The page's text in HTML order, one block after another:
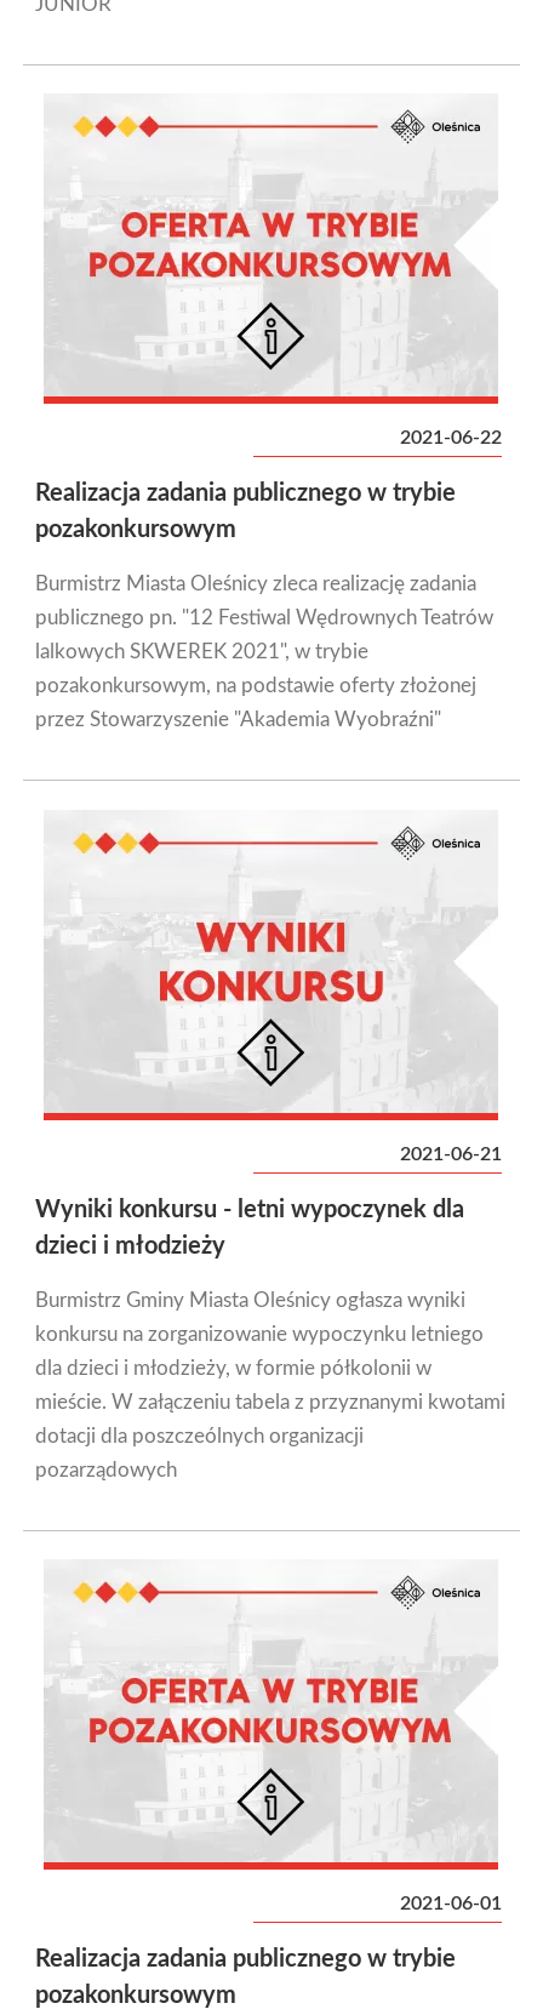
2021-06-22
Realizacja zadania publicznego w trybie
pozakonkursowym
Burmistrz Miasta Oleśnicy zleca realizację zadania
publicznego pn. "12 Festiwal Wędrownych Teatrów
lalkowych SKWEREK 2021", w trybie
pozakonkursowym, na podstawie oferty złożonej
przez Stowarzyszenie "Akademia Wyobraźni"
2021-06-21
Wyniki konkursu - letni wypoczynek dla
dzieci i młodzieży
Burmistrz Gminy Miasta Oleśnicy ogłasza wyniki
konkursu na zorganizowanie wypoczynku letniego
dla dzieci i młodzieży, w formie półkolonii w
mieście. W załączeniu tabela z przyznanymi kwotami
dotacji dla poszczeólnych organizacji
pozarządowych
2021-06-01
Realizacja zadania publicznego w trybie
pozakonkursowym